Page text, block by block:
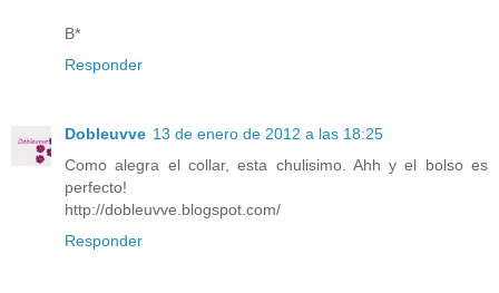
B*
Responder
Dobleuvve 13 de enero de 2012 a las 18:25
Como alegra el collar, esta chulisimo. Ahh y el bolso es
perfecto!
http://dobleuvve.blogspot.com/
Responder